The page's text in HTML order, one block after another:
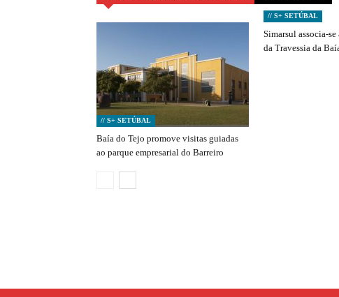
// S+ SETÚBAL
Baía do Tejo promove visitas guiadas
ao parque empresarial do Barreiro
// S+ SETÚBAL
Simarsul associa-
da Travessia da